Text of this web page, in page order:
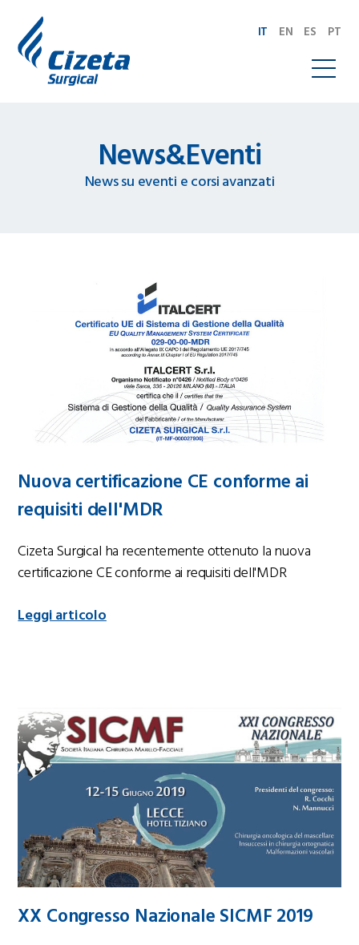
IT EN ES PT
News&Eventi
News su eventi e corsi avanzati
Nuova certificazione CE conforme ai
requisiti dell'MDR
Cizeta Surgical ha recentemente ottenuto la nuova
certificazione CE conforme ai requisiti dell'MDR
Leggi articolo
XX Congresso Nazionale SICMF 2019